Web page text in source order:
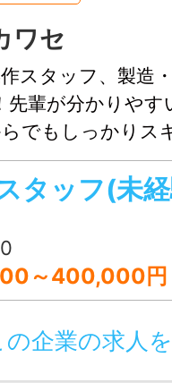
ワセ
スタッフ、製造
先輩が分かりや
でもしっかりス
タッフ(未
円 ※前職やご経験、
の企業の求人